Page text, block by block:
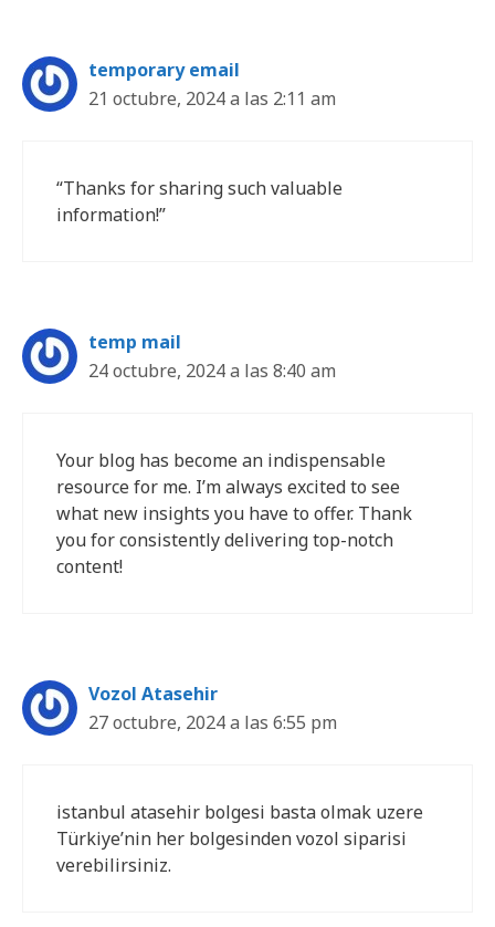
temporary email
21 octubre, 2024 a las 2:11 am
“Thanks for sharing such valuable
information!”
temp mail
24 octubre, 2024 a las 8:40 am
Your blog has become an indispensable
resource for me. I’m always excited to see
what new insights you have to offer. Thank
you for consistently delivering top-notch
content!
Vozol Atasehir
27 octubre, 2024 a las 6:55 pm
istanbul atasehir bolgesi basta olmak uzere
Türkiye’nin her bolgesinden vozol siparisi
verebilirsiniz.